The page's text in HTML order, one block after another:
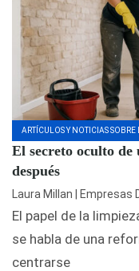
ARTÍCULOS Y NOTICIAS
El secreto oculto
después
Laura Millan | Empresas
El papel de la
se habla de una
centrarse